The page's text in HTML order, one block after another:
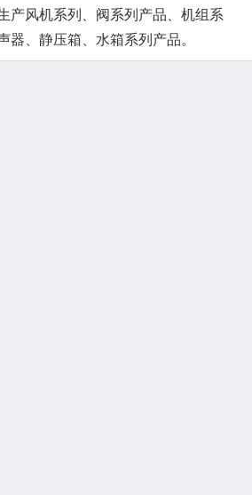
产风机系列、阀系列产品、机组系
、静压箱、水箱系列产品。